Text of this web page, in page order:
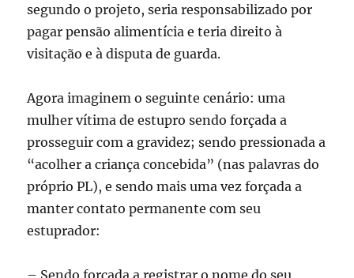
segundo o projeto, seria responsabilizado por
pagar pensão alimentícia e teria direito à
visitação e à disputa de guarda.
Agora imaginem o seguinte cenário: uma
mulher vítima de estupro sendo forçada a
prosseguir com a gravidez; sendo pressionada a
“acolher a criança concebida” (nas palavras do
próprio PL), e sendo mais uma vez forçada a
manter contato permanente com seu
estuprador:
– Sendo forçada a registrar o nome do seu